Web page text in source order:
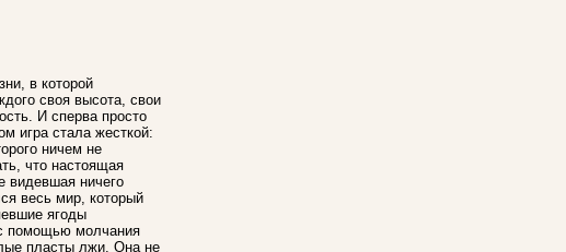
в которой
своя высота, свои
И сперва просто
игра стала жесткой:
ничем не
что настоящая
видевшая ничего
весь мир, который
ягоды
помощью молчания
пласты лжи. Она не